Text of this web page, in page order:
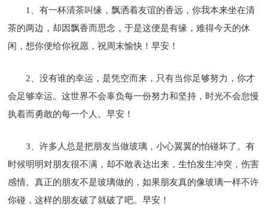
1、有一杯清茶叫缘，飘洒着友谊的香远，你我本来坐在清
茶的两边，却因飘香而思念，于是这便是有缘，难得今天的休
闲，想你便给你祝愿，祝周末愉快！早安！
2、没有谁的幸运，是凭空而来，只有当你足够努力，你才
会足够幸运。这世界不会辜负每一份努力和坚持，时光不会怠慢
执着而勇敢的每一个人。早安！
3、许多人总是把朋友当做玻璃，小心翼翼的怕碰坏了。有
时候明明对朋友很不满，却不敢表达出来，生怕发生冲突，伤害
感情。真正的朋友不是玻璃做的，如果朋友真的像玻璃一样不许
你碰，这样的朋友破了就破了吧。早安！